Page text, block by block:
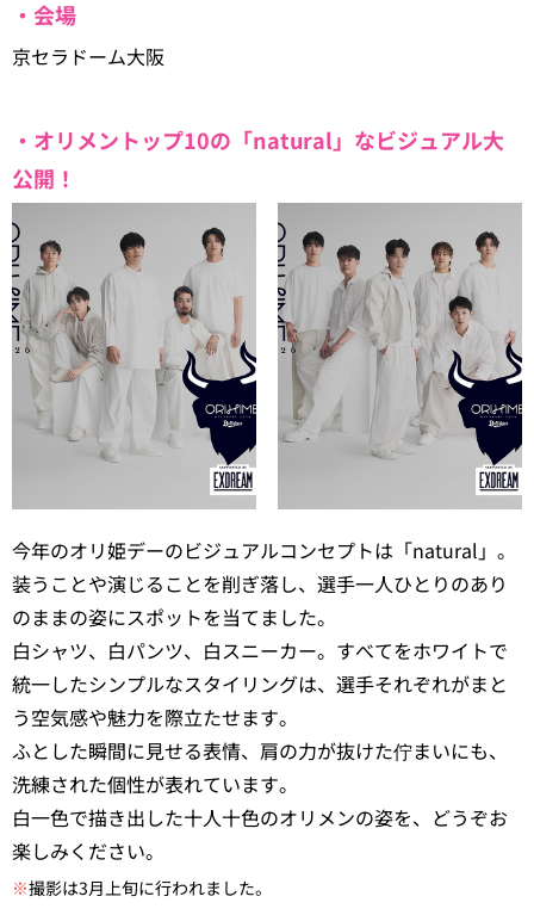
・会場
京セラドーム大阪
・オリメントップ10の「natural」なビジュアル大
公開！
今年のオリ姫デーのビジュアルコンセプトは「natural」。
装うことや演じることを削ぎ落し、選手一人ひとりのあり
のままの姿にスポットを当てました。
白シャツ、白パンツ、白スニーカー。すべてをホワイトで
統一したシンプルなスタイリングは、選手それぞれがまと
う空気感や魅力を際立たせます。
ふとした瞬間に見せる表情、肩の力が抜けた佇まいにも、
洗練された個性が表れています。
白一色で描き出した十人十色のオリメンの姿を、どうぞお
楽しみください。
※撮影は3月上旬に行われました。